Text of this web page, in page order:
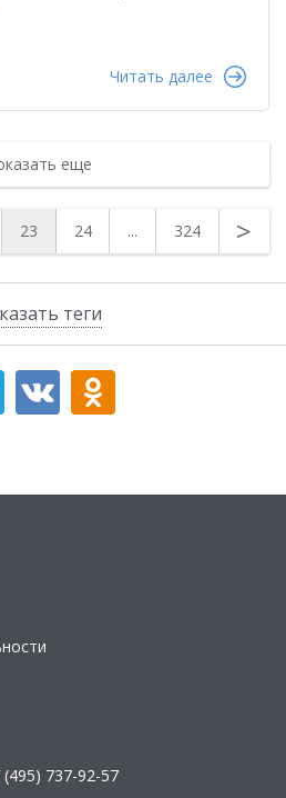
теги
Читать далее
еще
23 24 ... 324 >
(495) 737-92-57